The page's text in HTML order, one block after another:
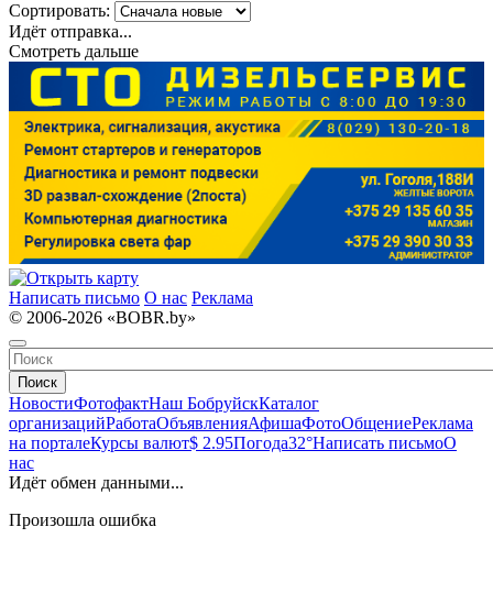
Сортировать:
Идёт отправка...
Смотреть дальше
Написать письмо О нас Реклама
© 2006-2026 «BOBR.by»
Поиск
НовостиФотофактНаш БобруйскКаталог
организацийРаботаОбъявленияАфишаФотоОбщениеРеклама
на порталеКурсы валют$ 2.95Погода32°Написать письмоО
нас
Идёт обмен данными...
Произошла ошибка